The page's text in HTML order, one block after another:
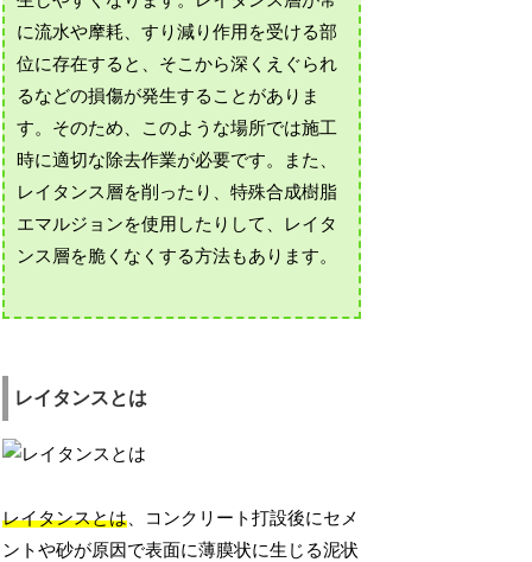
に流水や摩耗、すり減り作用を受ける部
位に存在すると、そこから深くえぐられ
るなどの損傷が発生することがありま
す。そのため、このような場所では施工
時に適切な除去作業が必要です。また、
レイタンス層を削ったり、特殊合成樹脂
エマルジョンを使用したりして、レイタ
ンス層を脆くなくする方法もあります。
レイタンスとは
レイタンスとは、コンクリート打設後にセメ
ントや砂が原因で表面に薄膜状に生じる泥状